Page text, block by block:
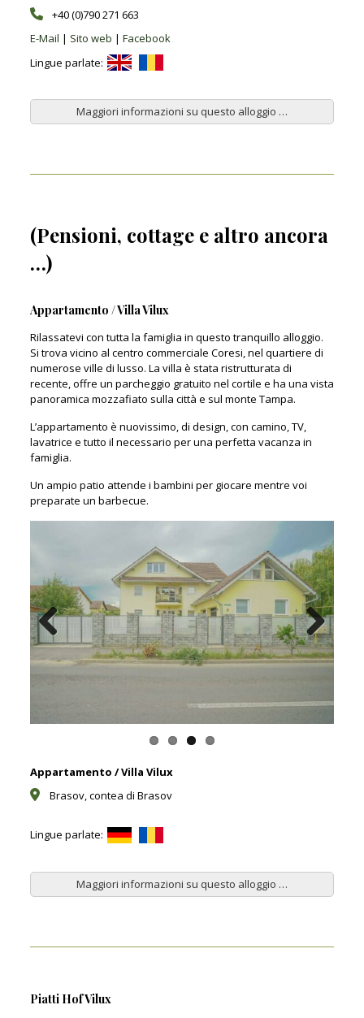
+40 (0)790 271 663
E-Mail | Sito web | Facebook
Lingue parlate:
Maggiori informazioni su questo alloggio …
(Pensioni, cottage e altro ancora
…)
Appartamento / Villa Vilux
Rilassatevi con tutta la famiglia in questo tranquillo alloggio.
Si trova vicino al centro commerciale Coresi, nel quartiere di
numerose ville di lusso. La villa è stata ristrutturata di
recente, offre un parcheggio gratuito nel cortile e ha una vista
panoramica mozzafiato sulla città e sul monte Tampa.
L’appartamento è nuovissimo, di design, con camino, TV,
lavatrice e tutto il necessario per una perfetta vacanza in
famiglia.
Un ampio patio attende i bambini per giocare mentre voi
preparate un barbecue.
Previous Next
Appartamento / Villa Vilux
Brasov, contea di Brasov
Lingue parlate:
Maggiori informazioni su questo alloggio …
Piatti Hof Vilux